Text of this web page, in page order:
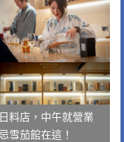
料店，中午就營業
雪茄館在這！